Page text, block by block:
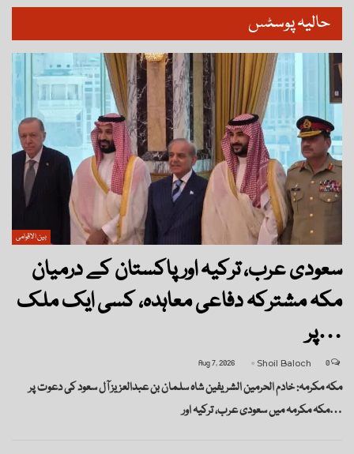
حالیہ پوسٹس
بین الاقوامی
سعودی عرب، ترکیہ اور پاکستان کے درمیان
مکہ مشترکہ دفاعی معاہدہ، کسی ایک ملک
پر…
Shoil Baloch
Aug 7, 2026
مکہ مکرمہ: خادم الحرمین الشریفین شاہ سلمان بن عبدالعزیز آل سعود کی دعوت پر
مکہ مکرمہ میں سعودی عرب، ترکیہ اور…